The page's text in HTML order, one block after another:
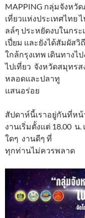
MAPPING กลุ่มจังหวั
เที่ยวแห่งประเทศไทย
ลล์ๆ ประหยัดงบในกระ
เปี่ยม และยังได้สัมผัส
ใกล้กรุงเทพ เดินทางไ
ไปเที่ยว จังหวัดสมุทร
หลอดและปลาทู
แสนอร่อย
สัปดาห์นี้เราอยู่กันที่หน้
งานเริ่มตั้งแต่ 18.00 น
ใดๆ งานดีๆ ที่
ทุกท่านไม่ควรพลาด